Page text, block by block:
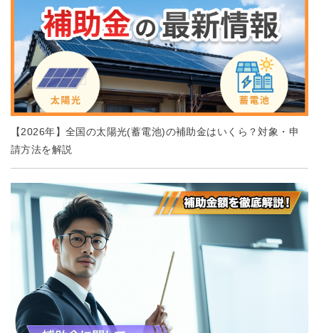
【2026年】全国の太陽光(蓄電池)の補助金はいくら？対象・申
請方法を解説